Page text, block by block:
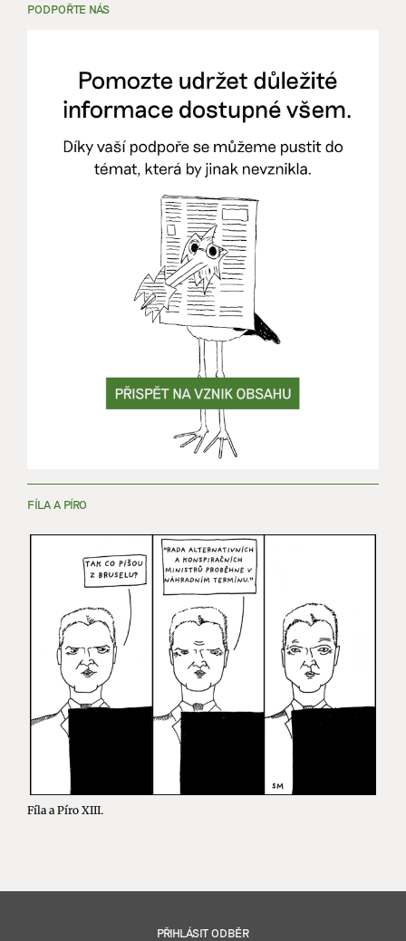
PODPOŘTE NÁS
FÍLA A PÍRO
Fíla a Píro XIII.
PŘIHLÁSIT ODBĚR